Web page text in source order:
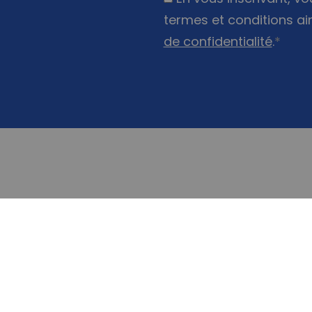
termes et conditions
de confidentialité.*